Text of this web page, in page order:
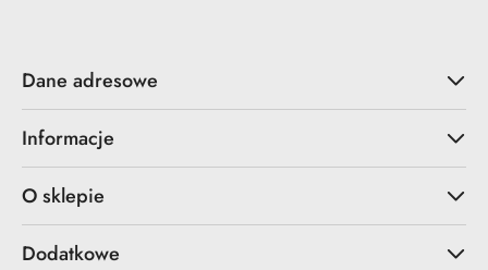
Dane adresowe
Informacje
O sklepie
Dodatkowe